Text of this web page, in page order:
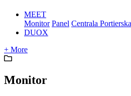
MEET
Monitor Panel Centrala
DUOX
+ More
Monitor